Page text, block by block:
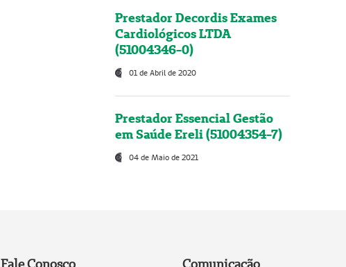
Prestador Decordis Exames
Cardiológicos LTDA
(51004346-0)
01 de Abril de 2020
Prestador Essencial Gestão
em Saúde Ereli (51004354-7)
04 de Maio de 2021